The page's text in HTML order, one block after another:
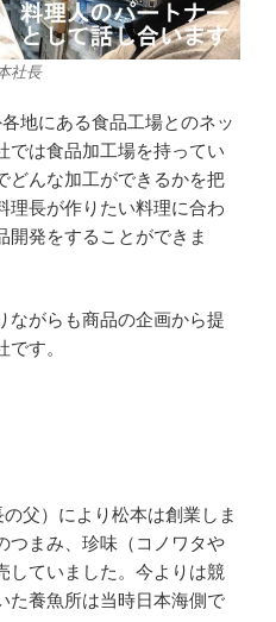
社長
地にある食品工場とのネッ
では食品加工場を持ってい
どんな加工ができるかを把
理長が作りたい料理に合わ
開発をすることができま
ながらも商品の企画から提
す。
父）により松本は創業しま
つまみ、珍味（コノワタや
していました。今よりは競
た養魚所は当時日本海側で